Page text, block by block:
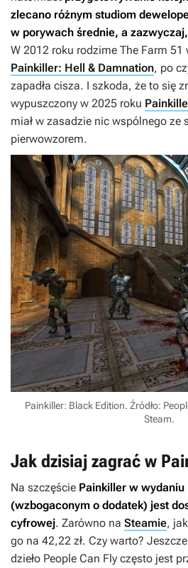
zlecano różnym studiom
w porywach średnie, a
W 2012 roku rodzime The Farm 51
Painkiller: Hell & Damnation, po
zapadła cisza. I szkoda, że to się
wypuszczony w 2025 roku
miał w zasadzie nic wspólnego ze
pierwowzorem.
Painkiller: Black Edition. Źródło:
Steam.
Jak dzisiaj zagrać w
Na szczęście Painkiller w wydaniu
(wzbogaconym o dodatek) jest
cyfrowej. Zarówno na Steamie,
go na 42,22 zł. Czy warto?
dzieło People Can Fly często jest